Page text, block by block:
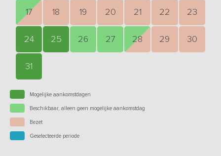
17 18 19 20 21 22 23
24 25 26 27 28 29 30
31
Mogelijke aankomstdagen
Beschikbaar, alleen geen mogelijke aankomstdag
Bezet
Geselecteerde periode